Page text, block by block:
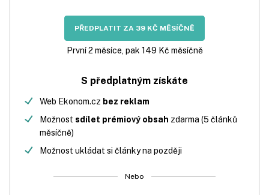
PŘEDPLATIT ZA 39 KČ MĚSÍČNĚ
První 2 měsíce, pak 149 Kč měsíčně
S předplatným získáte
Web Ekonom.cz bez reklam
Možnost sdílet prémiový obsah zdarma (5 článků
měsíčně)
Možnost ukládat si články na později
Nebo